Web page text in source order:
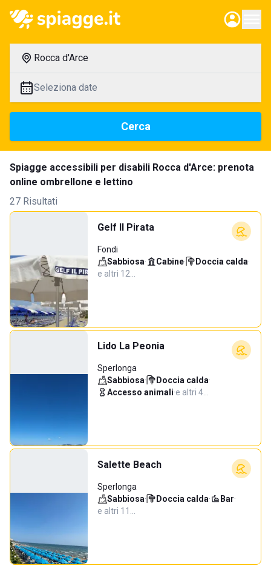
Rocca d'Arce
Seleziona date
Cerca
Spiagge accessibili per disabili Rocca d'Arce: prenota
online ombrellone e lettino
27 Risultati
Gelf Il Pirata
Fondi
Sabbiosa· Cabine· Doccia calda·
e altri 12…
Lido La Peonia
Sperlonga
Sabbiosa· Doccia calda·
Accesso animali·e altri 4…
Salette Beach
Sperlonga
Sabbiosa· Doccia calda· Bar·
e altri 11…